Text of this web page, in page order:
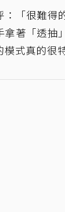
「很難得
拿著「透抽
式真的很特